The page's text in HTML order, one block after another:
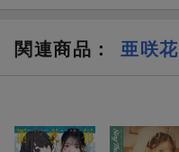
関連商品 ： 亜咲花